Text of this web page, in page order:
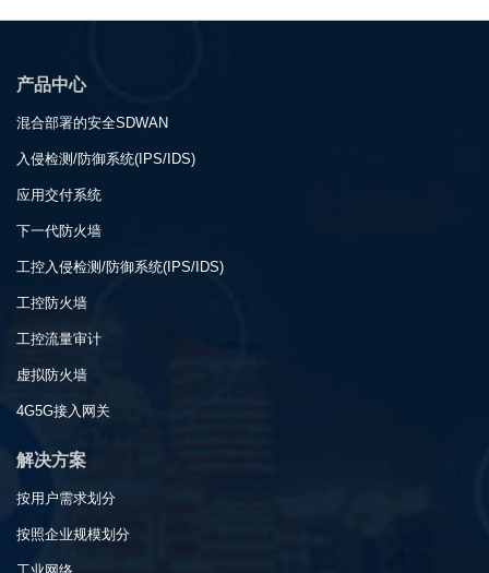
产品中心
混合部署的安全SDWAN
入侵检测/防御系统(IPS/IDS)
应用交付系统
下一代防火墙
工控入侵检测/防御系统(IPS/IDS)
工控防火墙
工控流量审计
虚拟防火墙
4G5G接入网关
解决方案
按用户需求划分
按照企业规模划分